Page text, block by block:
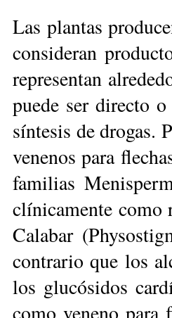
Las plantas
consideran
representan
puede ser directo
síntesis de drogas.
venenos para
familias
clínicamente como
Calabar
contrario que los
los glucósidos
como veneno para